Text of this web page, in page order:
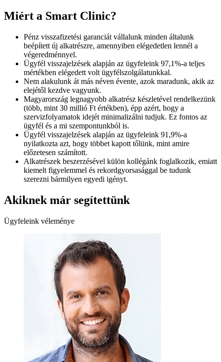
Miért a Smart Clinic?
Pénz visszafizetési garanciát vállalunk minden általunk
beépített új alkatrészre, amennyiben elégedetlen lennél a
végeredménnyel.
Ügyfél visszajelzések alapján az ügyfeleink 97,1%-a teljes
mértékben elégedett volt ügyfélszolgálatunkkal.
Nem alakulunk át más néven évente, azok maradunk, akik az
elejétől kezdve vagyunk.
Magyarország legnagyobb alkatrész készletével rendelkezünk
(több, mint 30 millió Ft értékben), épp azért, hogy a
szervizfolyamatok idejét minimalizálni tudjuk. Ez fontos az
ügyfél és a mi szempontunkból is.
Ügyfél visszajelzések alapján az ügyfeleink 91,9%-a
nyilatkozta azt, hogy többet kapott tőlünk, mint amire
előzetesen számított.
Alkatrészek beszerzésével külön kollégánk foglalkozik, emiatt
kiemelt figyelemmel és rekordgyorsasággal be tudunk
szerezni bármilyen egyedi igényt.
Akiknek már segítettünk
Ügyfeleink véleménye